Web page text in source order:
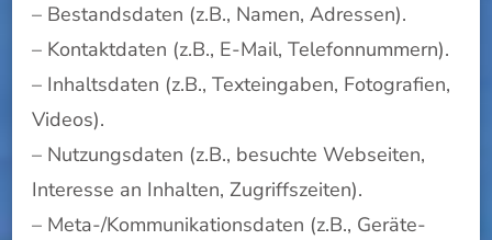
– Bestandsdaten (z.B., Namen, Adressen).
– Kontaktdaten (z.B., E-Mail, Telefonnummern).
– Inhaltsdaten (z.B., Texteingaben, Fotografien,
Videos).
– Nutzungsdaten (z.B., besuchte Webseiten,
Interesse an Inhalten, Zugriffszeiten).
– Meta-/Kommunikationsdaten (z.B., Geräte-